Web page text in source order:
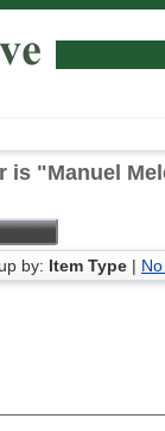
is "Manuel
by: Item Type |